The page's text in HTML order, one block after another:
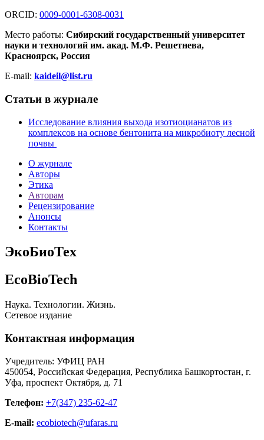
ORCID: 0009-0001-6308-0031
Место работы: Сибирский государственный университет
науки и технологий им. акад. М.Ф. Решетнева,
Красноярск, Россия
E-mail: kaideil@list.ru
Статьи в журнале
Исследование влияния выхода изотиоцианатов из
комплексов на основе бентонита на микробиоту лесной
почвы
О журнале
Авторы
Этика
Авторам
Рецензирование
Анонсы
Контакты
ЭкоБиоТех
EcoBioTech
Наука. Технологии. Жизнь.
Сетевое издание
Контактная информация
Учредитель: УФИЦ РАН
450054, Российская Федерация, Республика Башкортостан, г.
Уфа, проспект Октября, д. 71
Телефон: +7(347) 235-62-47
E-mail: ecobiotech@ufaras.ru